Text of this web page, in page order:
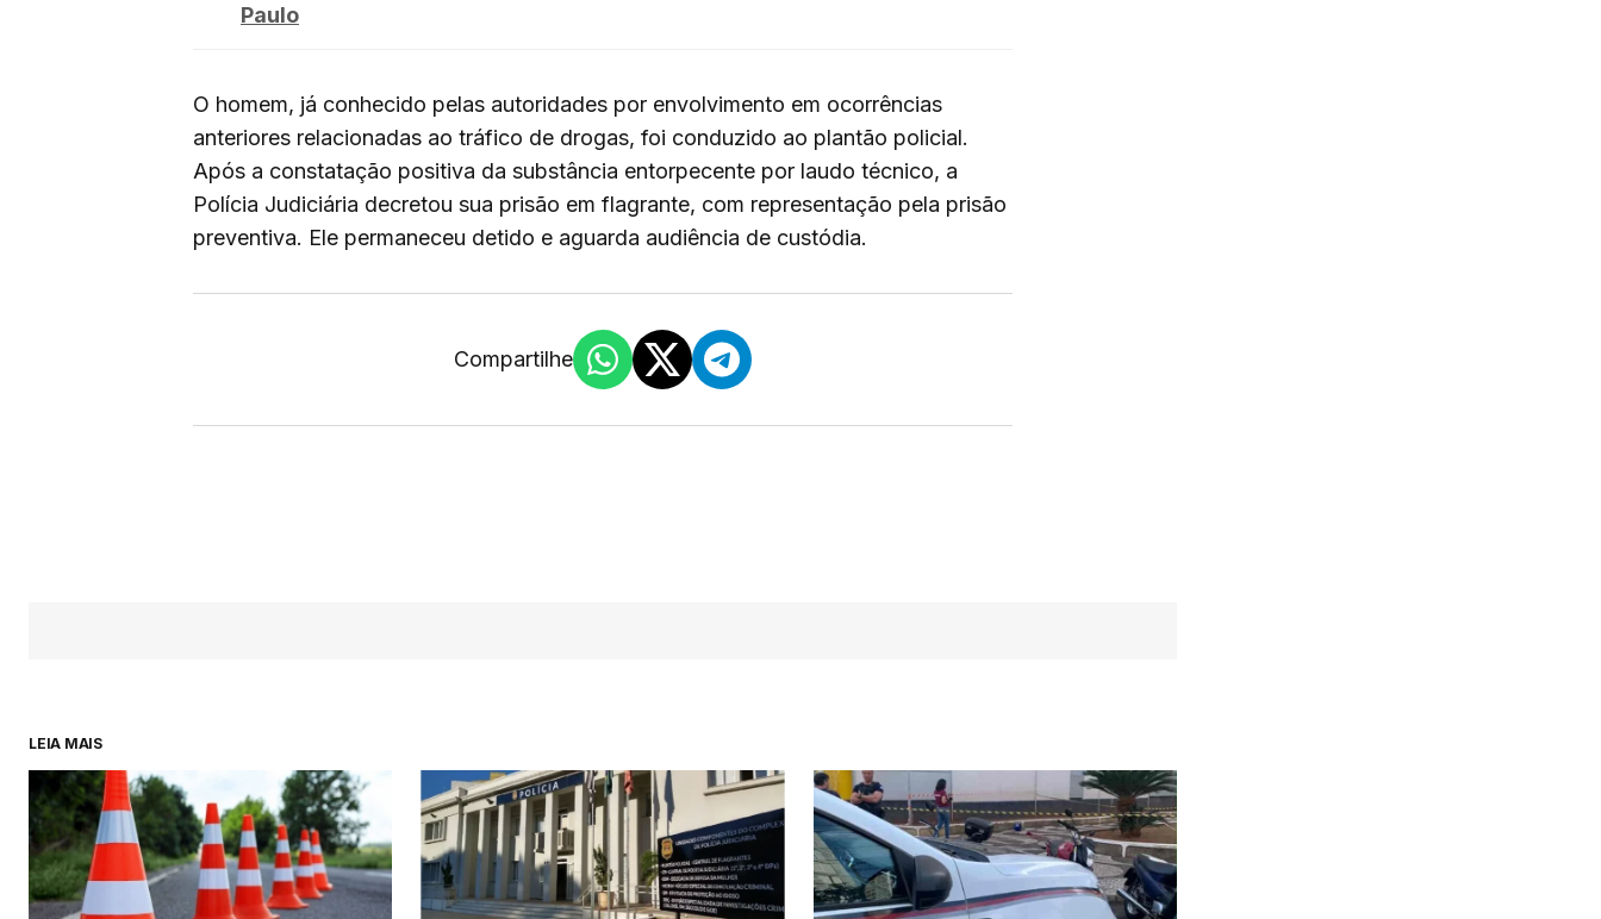
Paulo
O homem, já conhecido pelas autoridades por envolvimento em ocorrências
anteriores relacionadas ao tráfico de drogas, foi conduzido ao plantão policial.
Após a constatação positiva da substância entorpecente por laudo técnico, a
Polícia Judiciária decretou sua prisão em flagrante, com representação pela prisão
preventiva. Ele permaneceu detido e aguarda audiência de custódia.
Compartilhe
LEIA MAIS